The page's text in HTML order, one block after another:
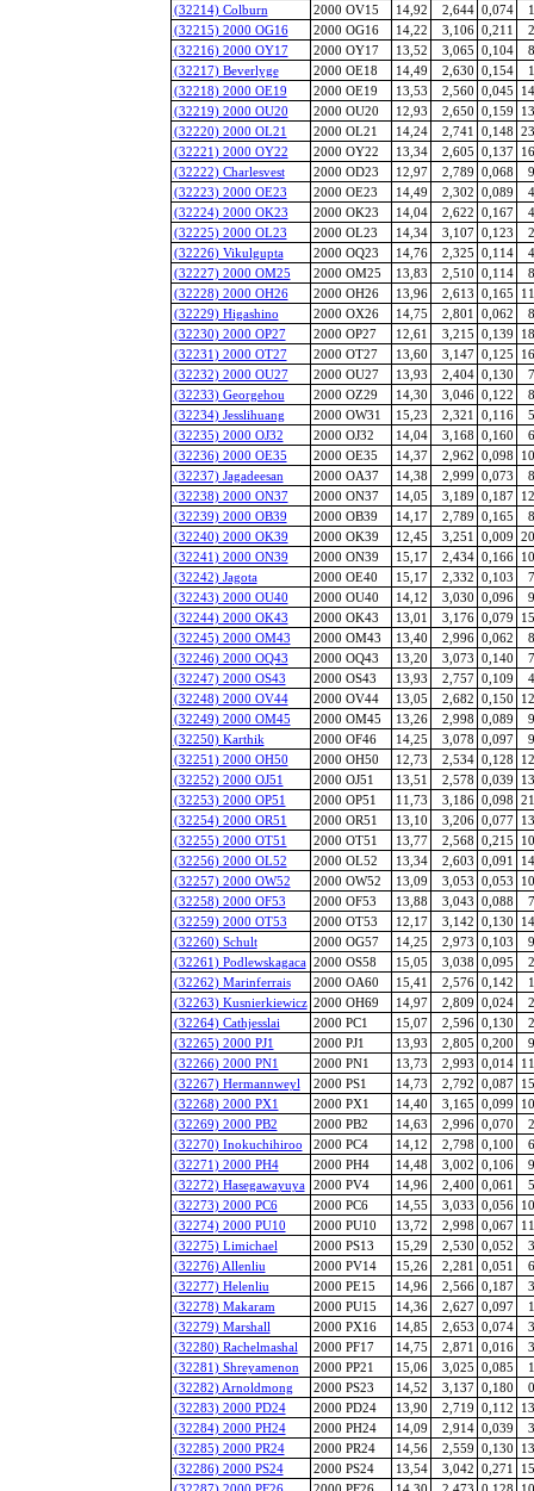
(32214) Colburn
2000 OV15 14,92 2,644 0,074
(32215) 2000 OG16
2000 OG16 14,22 3,106 0,211
(32216) 2000 OY17
2000 OY17 13,52 3,065 0,104
(32217) Beverlyge
2000 OE18 14,49 2,630 0,154
(32218) 2000 OE19
2000 OE19 13,53 2,560 0,045
(32219) 2000 OU20
2000 OU20 12,93 2,650 0,159
(32220) 2000 OL21
2000 OL21 14,24 2,741 0,148
(32221) 2000 OY22
2000 OY22 13,34 2,605 0,137
(32222) Charlesvest
2000 OD23 12,97 2,789 0,068
(32223) 2000 OE23
2000 OE23 14,49 2,302 0,089
(32224) 2000 OK23
2000 OK23 14,04 2,622 0,167
(32225) 2000 OL23
2000 OL23 14,34 3,107 0,123
(32226) Vikulgupta
2000 OQ23 14,76 2,325 0,114
(32227) 2000 OM25
2000 OM25 13,83 2,510 0,114
(32228) 2000 OH26
2000 OH26 13,96 2,613 0,165
(32229) Higashino
2000 OX26 14,75 2,801 0,062
(32230) 2000 OP27
2000 OP27 12,61 3,215 0,139
(32231) 2000 OT27
2000 OT27 13,60 3,147 0,125
(32232) 2000 OU27
2000 OU27 13,93 2,404 0,130
(32233) Georgehou
2000 OZ29 14,30 3,046 0,122
(32234) Jesslihuang
2000 OW31 15,23 2,321 0,116
(32235) 2000 OJ32
2000 OJ32 14,04 3,168 0,160
(32236) 2000 OE35
2000 OE35 14,37 2,962 0,098
(32237) Jagadeesan
2000 OA37 14,38 2,999 0,073
(32238) 2000 ON37
2000 ON37 14,05 3,189 0,187
(32239) 2000 OB39
2000 OB39 14,17 2,789 0,165
(32240) 2000 OK39
2000 OK39 12,45 3,251 0,009
(32241) 2000 ON39
2000 ON39 15,17 2,434 0,166
(32242) Jagota
2000 OE40 15,17 2,332 0,103
(32243) 2000 OU40
2000 OU40 14,12 3,030 0,096
(32244) 2000 OK43
2000 OK43 13,01 3,176 0,079
(32245) 2000 OM43
2000 OM43 13,40 2,996 0,062
(32246) 2000 OQ43
2000 OQ43 13,20 3,073 0,140
(32247) 2000 OS43
2000 OS43 13,93 2,757 0,109
(32248) 2000 OV44
2000 OV44 13,05 2,682 0,150
(32249) 2000 OM45
2000 OM45 13,26 2,998 0,089
(32250) Karthik
2000 OF46 14,25 3,078 0,097
(32251) 2000 OH50
2000 OH50 12,73 2,534 0,128
(32252) 2000 OJ51
2000 OJ51 13,51 2,578 0,039
(32253) 2000 OP51
2000 OP51 11,73 3,186 0,098
(32254) 2000 OR51
2000 OR51 13,10 3,206 0,077
(32255) 2000 OT51
2000 OT51 13,77 2,568 0,215
(32256) 2000 OL52
2000 OL52 13,34 2,603 0,091
(32257) 2000 OW52
2000 OW52 13,09 3,053 0,053
(32258) 2000 OF53
2000 OF53 13,88 3,043 0,088
(32259) 2000 OT53
2000 OT53 12,17 3,142 0,130
(32260) Schult
2000 OG57 14,25 2,973 0,103
(32261) Podlewskagaca 2000 OS58 15,05 3,038 0,095
(32262) Marinferrais
2000 OA60 15,41 2,576 0,142
(32263) Kusnierkiewicz 2000 OH69 14,97 2,809 0,024
(32264) Cathjesslai
2000 PC1 15,07 2,596 0,130
(32265) 2000 PJ1
2000 PJ1 13,93 2,805 0,200
(32266) 2000 PN1
2000 PN1 13,73 2,993 0,014
(32267) Hermannweyl
2000 PS1 14,73 2,792 0,087
(32268) 2000 PX1
2000 PX1 14,40 3,165 0,099
(32269) 2000 PB2
2000 PB2 14,63 2,996 0,070
(32270) Inokuchihiroo
2000 PC4 14,12 2,798 0,100
(32271) 2000 PH4
2000 PH4 14,48 3,002 0,106
(32272) Hasegawayuya
2000 PV4 14,96 2,400 0,061
(32273) 2000 PC6
2000 PC6 14,55 3,033 0,056
(32274) 2000 PU10
2000 PU10 13,72 2,998 0,067
(32275) Limichael
2000 PS13 15,29 2,530 0,052
(32276) Allenliu
2000 PV14 15,26 2,281 0,051
(32277) Helenliu
2000 PE15 14,96 2,566 0,187
(32278) Makaram
2000 PU15 14,36 2,627 0,097
(32279) Marshall
2000 PX16 14,85 2,653 0,074
(32280) Rachelmashal
2000 PF17 14,75 2,871 0,016
(32281) Shreyamenon
2000 PP21 15,06 3,025 0,085
(32282) Arnoldmong
2000 PS23 14,52 3,137 0,180
(32283) 2000 PD24
2000 PD24 13,90 2,719 0,112
(32284) 2000 PH24
2000 PH24 14,09 2,914 0,039
(32285) 2000 PR24
2000 PR24 14,56 2,559 0,130
(32286) 2000 PS24
2000 PS24 13,54 3,042 0,271